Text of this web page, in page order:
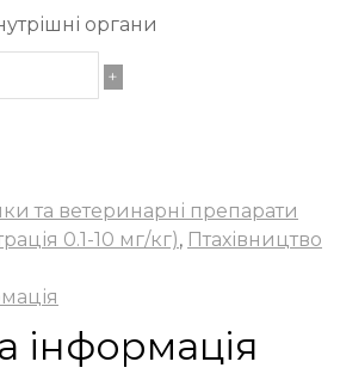
органи
та ветеринарні препарати
0.1-10 мг/кг), Птахівництво
інформація